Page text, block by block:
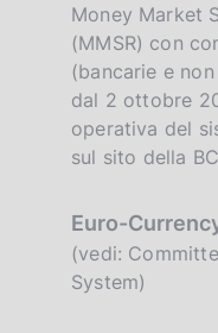
Money Market
(MMSR) con
(bancarie e
dal 2 ottobre
operativa del
sul sito della
Euro-
(vedi:
System)